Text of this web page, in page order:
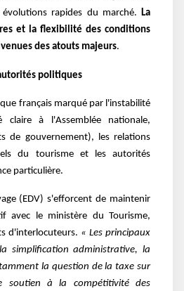
rapides du marché. La
et la flexibilité des conditions
des atouts majeurs.
politiques
français marqué par l'instabilité
claire à l'Assemblée nationale,
de gouvernement), les relations
du tourisme et les autorités
particulière.
(EDV) s'efforcent de maintenir
avec le ministère du Tourisme,
d'interlocuteurs. « Les principaux
simplification administrative, la
la question de la taxe sur
soutien à la compétitivité des